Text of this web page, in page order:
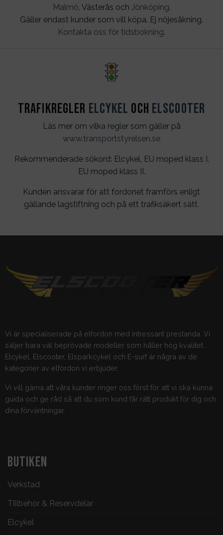
Malmö , Västerås och Jönköping.
Gäller endast kunder som vill köpa. Ej nöjesåkning.
Kontakta oss för tidsbokning.
Trafikregler Elcykel och Elscooter
Läs mer om vilka regler som gäller på
www.transportstyrelsen.se
Rekommenderade sökord: Elcykel, EU moped klass I,
EU moped klass II.
Kunden ansvarar för att fordonet framförs enligt
gällande lagstiftning och på ett trafiksäkert sätt.
Vi är specialiserade på elfordon med intressant prestanda. Vi
säljer bara väl beprövade modeller som håller hög kvalitet.
Elcykel, Elscooter, Elsparkcykel och E-surf är några av de
kategorier av elfordon vi erbjuder.
Vi vill gärna att våra kunder ringer oss först för att vi ska kunna
guida och ge råd så att du som kund får rätt produkt för dig och
dina förväntningar.
BUTIKEN
Verkstad
Tillbehör & Reservdelar
Elcykel